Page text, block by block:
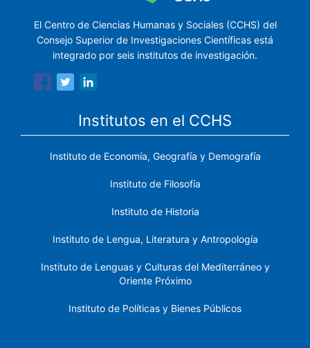
El Centro de Ciencias Humanas y Sociales (CCHS) del
Consejo Superior de Investigaciones Científicas está
integrado por seis institutos de investigación.
Institutos en el CCHS
Instituto de Economía, Geografía y Demografía
Instituto de Filosofía
Instituto de Historia
Instituto de Lengua, Literatura y Antropología
Instituto de Lenguas y Culturas del Mediterráneo y
Oriente Próximo
Instituto de Políticas y Bienes Públicos